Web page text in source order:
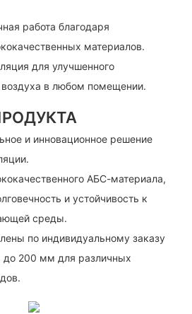
работа благодаря
материалов.
для улучшенного
в любом помещении.
и инновационное решение
АБС-материала,
и устойчивость к
среды.
по индивидуальному заказу
200 мм для различных